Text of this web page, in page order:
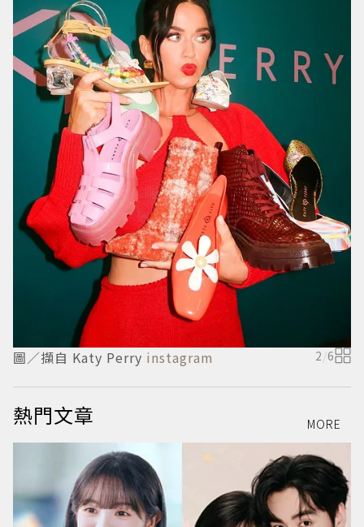
圖／擷自 Katy Perry instagram 2/6
熱門文章 MORE